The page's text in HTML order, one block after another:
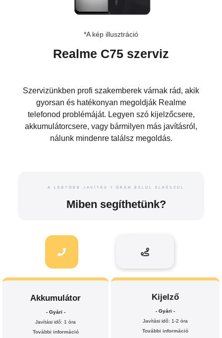
*A kép illusztráció
Realme C75 szerviz
Szervizünkben profi szakemberek várnak rád, akik
gyorsan és hatékonyan megoldják Realme
telefonod problémáját. Legyen szó kijelzőcsere,
akkumulátorcsere, vagy bármilyen más javításról,
nálunk mindenre találsz megoldás.
A LEGTÖBB JAVÍTÁS 1 ÓRÁN BELÜL ELKÉSZÜL
Miben segíthetünk?
Akkumulátor
- Gyári -
Javítási idő: 1 óra
További információ
Kijelző
- Gyári -
Javítási idő: 1-2 óra
További információ